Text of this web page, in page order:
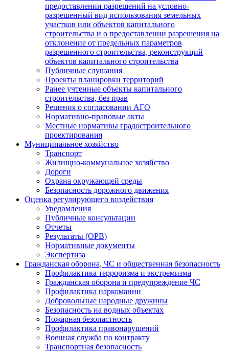
предоставлении разрешений на условно-
разрешенный вид использования земельных
участков или объектов капитального
строительства и о предоставлении разрешения на
отклонение от предельных параметров
разрешенного строительства, реконструкций
объектов капитального строительства
Публичные слушания
Проекты планировки территорий
Ранее учтенные объекты капитального
строительства, без прав
Решения о согласовании АГО
Нормативно-правовые акты
Местные нормативы градостроительного
проектирования
Муниципальное хозяйство
Транспорт
Жилищно-коммунальное хозяйство
Дороги
Охрана окружающей среды
Безопасность дорожного движения
Оценка регулирующего воздействия
Уведомления
Публичные консультации
Отчеты
Результаты (ОРВ)
Нормативные документы
Экспертиза
Гражданская оборона, ЧС и общественная безопасность
Профилактика терроризма и экстремизма
Гражданская оборона и предупреждение ЧС
Профилактика наркомании
Добровольные народные дружины
Безопасность на водных объектах
Пожарная безопастность
Профилактика правонарушений
Военная служба по контракту
Транспортная безопасность